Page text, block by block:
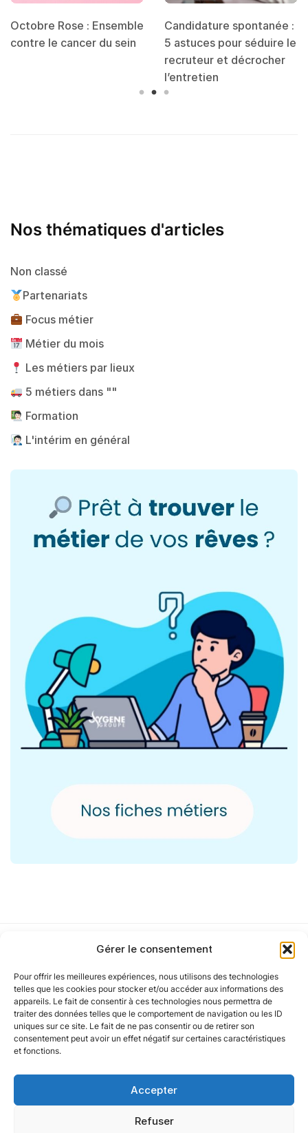
Gérer le consentement
Pour offrir les meilleures expériences, nous utilisons des technologies
telles que les cookies pour stocker et/ou accéder aux informations des
appareils. Le fait de consentir à ces technologies nous permettra de
traiter des données telles que le comportement de navigation ou les ID
uniques sur ce site. Le fait de ne pas consentir ou de retirer son
consentement peut avoir un effet négatif sur certaines caractéristiques
et fonctions.
Accepter
Refuser
Octobre Rose : Ensemble
contre le cancer du sein
Candidature spontanée :
5 astuces pour séduire le
recruteur et décrocher
l’entretien
Nos thématiques d'articles
Non classé
Partenariats
Focus métier
Métier du mois
Les métiers par lieux
5 métiers dans ""
Formation
L'intérim en général
Notre politique
Nos agences
Nos autres marques